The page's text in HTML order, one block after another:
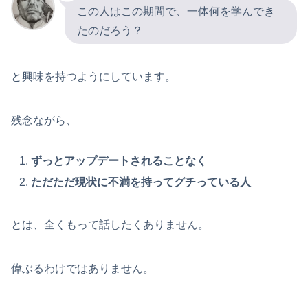
この人はこの期間で、一体何を学んでき
たのだろう？
と興味を持つようにしています。
残念ながら、
ずっとアップデートされることなく
ただただ現状に不満を持ってグチっている人
とは、全くもって話したくありません。
偉ぶるわけではありません。